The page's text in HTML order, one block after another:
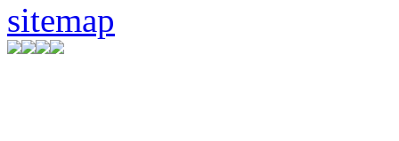
sitemap